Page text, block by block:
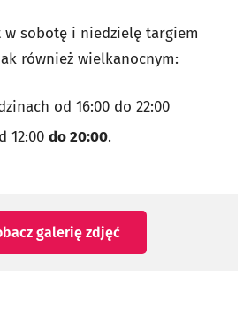
w sobotę i niedzielę targiem
również wielkanocnym:
od 16:00 do 22:00
12:00 do 20:00.
galerię zdjęć